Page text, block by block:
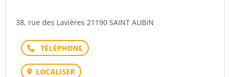
38, rue des Lavières 21190 SAINT AUBIN
Téléphone
LOCALISER